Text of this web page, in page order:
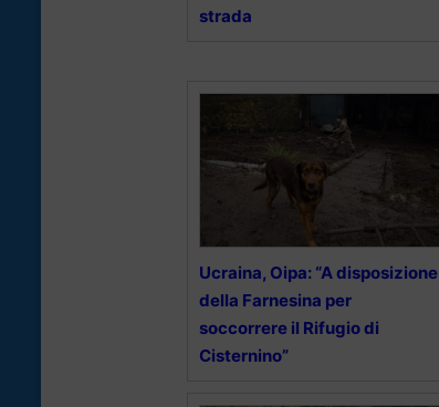
strada
Ucraina, Oipa: “A disposizione
della Farnesina per
soccorrere il Rifugio di
Cisternino”